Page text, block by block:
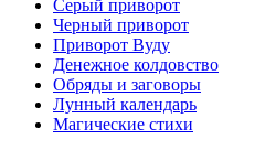
Серый приворот
Черный приворот
Приворот Вуду
Денежное колдовство
Обряды и заговоры
Лунный календарь
Магические стихи